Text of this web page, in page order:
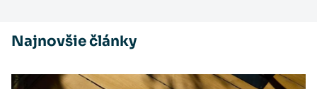
Najnovšie články